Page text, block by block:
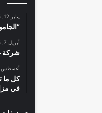
يناير 12, 2025
أبريل 7, 2025
شركة
أغسطس 15,
كل ما
في